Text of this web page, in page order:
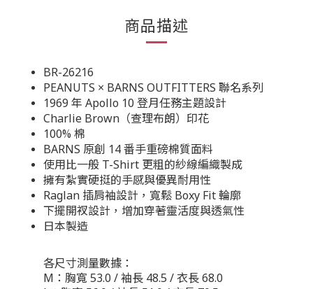
商品描述
BR-26216
PEANUTS × BARNS OUTFITTERS 聯名系列
1969 年 Apollo 10 登月任務主題設計
Charlie Brown（查理布朗）印花
100% 棉
BARNS 原創 14 番手重磅棉質面料
使用比一般 T-Shirt 更粗的紗線編織製成
擁有紮實硬挺的手感與優異耐用性
Raglan 插肩袖設計，寬鬆 Boxy Fit 輪廓
下擺開衩設計，增加穿著靈活度與透氣性
日本製造
各尺寸測量數據：
M：胸寬 53.0 / 袖長 48.5 / 衣長 68.0